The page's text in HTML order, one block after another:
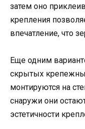
затем оно
крепления
впечатление, что
Еще одним
скрытых
монтируются на
снаружи они
эстетичности